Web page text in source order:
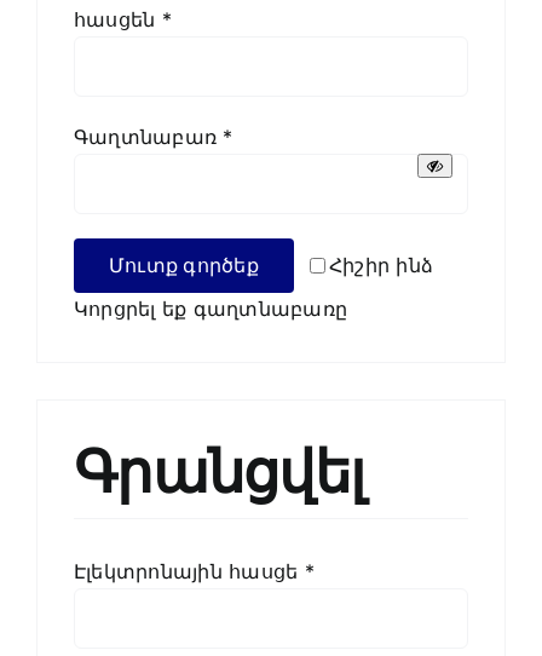
հասցեն *Պահանջվում
Գաղտնաբառ *
Հիշիր ինձ
Մուտք գործեք
Կորցրել եք գաղտնաբառը
Գրանցվել
Էլեկտրոնային հասցե *Պահանջվում